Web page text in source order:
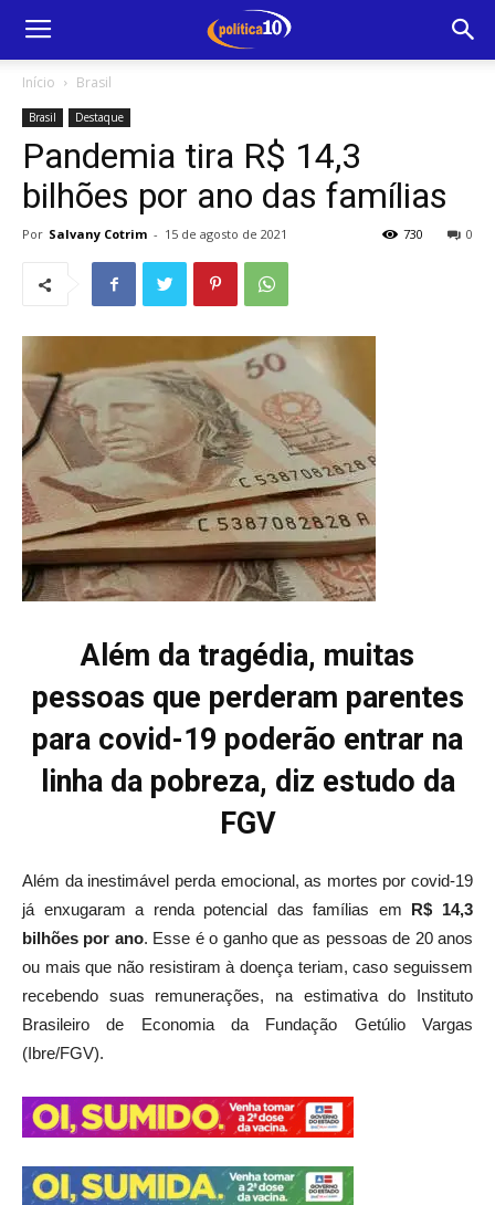
Início Brasil
Brasil Destaque
Pandemia tira R$ 14,3
bilhões por ano das famílias
Por Salvany Cotrim - 15 de agosto de 2021 0
730
Além da tragédia, muitas
pessoas que perderam parentes
para covid-19 poderão entrar na
linha da pobreza, diz estudo da
FGV
Além da inestimável perda emocional, as mortes por covid-19
já enxugaram a renda potencial das famílias em R$ 14,3
bilhões por ano. Esse é o ganho que as pessoas de 20 anos
ou mais que não resistiram à doença teriam, caso seguissem
recebendo suas remunerações, na estimativa do Instituto
Brasileiro de Economia da Fundação Getúlio Vargas
(Ibre/FGV).